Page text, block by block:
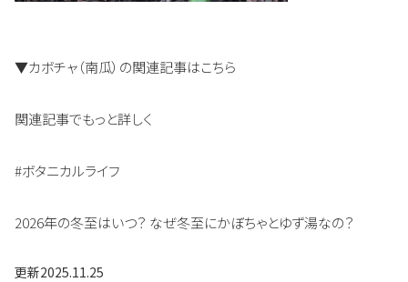
▼カボチャ（南瓜）の関連記事はこちら
関連記事でもっと詳しく
#ボタニカルライフ
2026年の冬至はいつ？ なぜ冬至にかぼちゃとゆず湯なの？
更新2025.11.25